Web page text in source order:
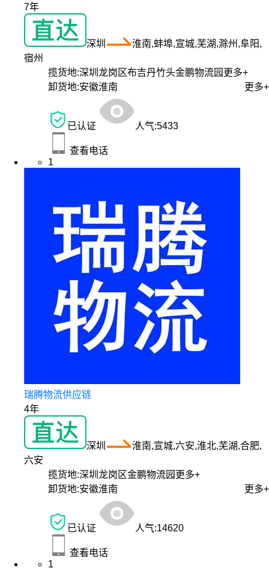
7年
深圳
淮南,蚌埠,宣城,芜湖,滁州,阜阳,
宿州
揽货地:深圳龙岗区布吉丹竹头金鹏物流园 更多+
卸货地:安徽淮南 更多+
已认证 人气:5433
查看电话
1
瑞腾物流供应链
4年
深圳
淮南,宣城,六安,淮北,芜湖,合肥,
六安
揽货地:深圳龙岗区金鹏物流园 更多+
卸货地:安徽淮南 更多+
已认证 人气:14620
查看电话
1